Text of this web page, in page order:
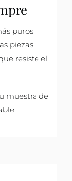
puros
piezas
resiste el
muestra de